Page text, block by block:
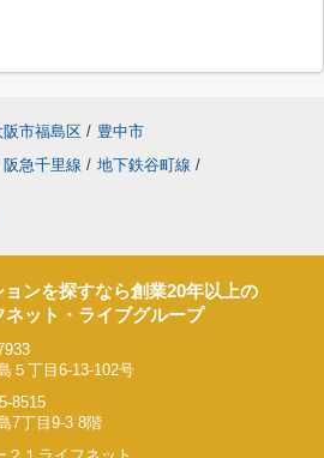
阪市福島区 / 豊中市
阪急千里線 / 地下鉄谷町線 /
ンを探すなら創業20年以上の
ット・ライブグループ
５丁目6-13-102号
8515
7丁目9-3 8階